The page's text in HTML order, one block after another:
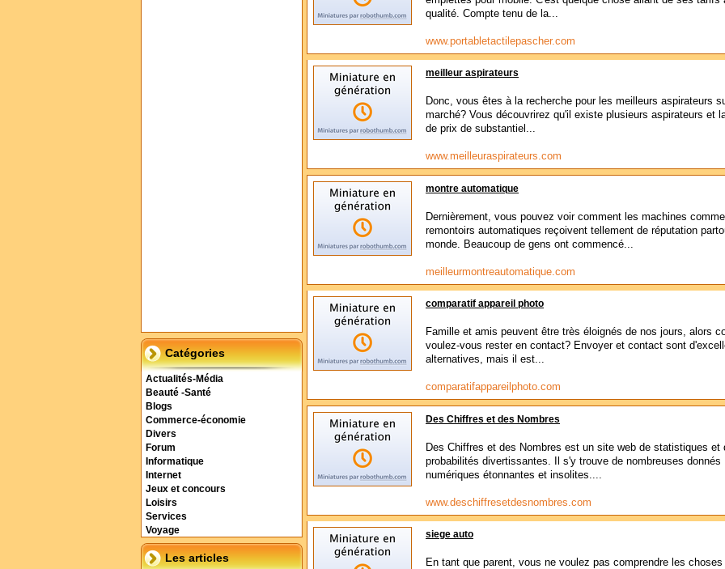
Catégories
Actualités-Média
Beauté -Santé
Blogs
Commerce-économie
Divers
Forum
Informatique
Internet
Jeux et concours
Loisirs
Services
Voyage
Les articles
qualité. Compte tenu de la...
www.portabletactilepascher.com
meilleur aspirateurs
Donc, vous êtes à la recherche pour les meilleurs aspirateurs
marché? Vous découvrirez qu'il existe plusieurs aspirateurs et
de prix de substantiel...
www.meilleuraspirateurs.com
montre automatique
Dernièrement, vous pouvez voir comment les machines comme
remontoirs automatiques reçoivent tellement de réputation
monde. Beaucoup de gens ont commencé...
meilleurmontreautomatique.com
comparatif appareil photo
Famille et amis peuvent être très éloignés de nos jours, alors
voulez-vous rester en contact? Envoyer et contact sont
alternatives, mais il est...
comparatifappareilphoto.com
Des Chiffres et des Nombres
Des Chiffres et des Nombres est un site web de statistiques et
probabilités divertissantes. Il s'y trouve de nombreuses donnés
numériques étonnantes et insolites....
www.deschiffresetdesnombres.com
siege auto
En tant que parent, vous ne voulez pas comprendre les choses